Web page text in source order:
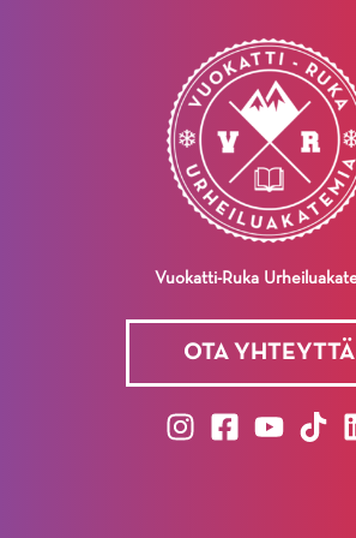
Vuokatti-Ruka
OTA YHTEYTTÄ